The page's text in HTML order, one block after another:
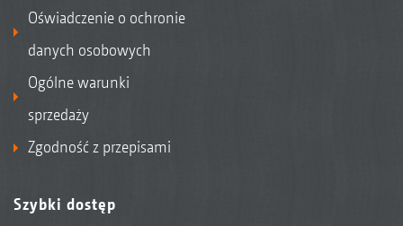
Oświadczenie o ochronie
danych osobowych
Ogólne warunki
sprzedaży
Zgodność z przepisami
Szybki dostęp